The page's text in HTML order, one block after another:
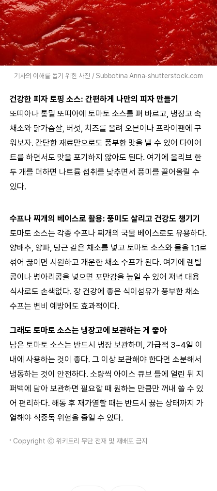
기사의 이해를 돕기 위한 사진 / Subbotina Anna-shutterstock.com
건강한 피자 토핑 소스: 간편하게 나만의 피자 만들기
또띠아나 통밀 또띠아에 토마토 소스를 펴 바르고, 냉장고 속
채소와 닭가슴살, 버섯, 치즈를 올려 오븐이나 프라이팬에 구
워보자. 간단한 재료만으로도 풍부한 맛을 낼 수 있어 다이어
트를 하면서도 맛을 포기하지 않아도 된다. 여기에 올리브 한
두 개를 더하면 나트륨 섭취를 낮추면서 풍미를 끌어올릴 수
있다.
수프나 찌개의 베이스로 활용: 풍미도 살리고 건강도 챙기기
토마토 소스는 각종 수프나 찌개의 국물 베이스로도 유용하다.
양배추, 양파, 당근 같은 채소를 넣고 토마토 소스와 물을 1:1로
섞어 끓이면 시원하고 개운한 채소 수프가 된다. 여기에 렌틸
콩이나 병아리콩을 넣으면 포만감을 높일 수 있어 저녁 대용
식사로도 손색없다. 장 건강에 좋은 식이섬유가 풍부한 채소
수프는 변비 예방에도 효과적이다.
그래도 토마토 소스는 냉장고에 보관하는 게 좋아
남은 토마토 소스는 반드시 냉장 보관하며, 가급적 3~4일 이
내에 사용하는 것이 좋다. 그 이상 보관해야 한다면 소분해서
냉동하는 것이 안전하다. 소량씩 아이스 큐브 틀에 얼린 뒤 지
퍼백에 담아 보관하면 필요할 때 원하는 만큼만 꺼내 쓸 수 있
어 편리하다. 해동 후 재가열할 때는 반드시 끓는 상태까지 가
열해야 식중독 위험을 줄일 수 있다.
Copyright ⓒ 위키트리 무단 전재 및 재배포 금지